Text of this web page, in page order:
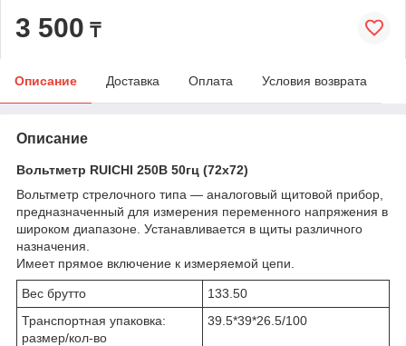
3 500 ₸
Описание Доставка Оплата Условия возврата
Описание
Вольтметр RUICHI 250В 50гц (72х72)
Вольтметр стрелочного типа — аналоговый щитовой прибор,
предназначенный для измерения переменного напряжения в
широком диапазоне. Устанавливается в щиты различного
назначения.
Имеет прямое включение к измеряемой цепи.
Вес брутто
133.50
Транспортная упаковка:
размер/кол-во
39.5*39*26.5/100